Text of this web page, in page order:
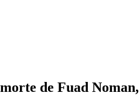
de Fuad